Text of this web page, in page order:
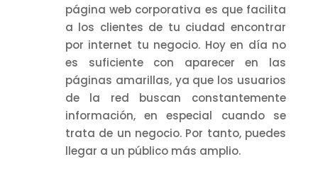
página web corporativa es que facilita
a los clientes de tu ciudad encontrar
por internet tu negocio. Hoy en día no
es suficiente con aparecer en las
páginas amarillas, ya que los usuarios
de la red buscan constantemente
información, en especial cuando se
trata de un negocio. Por tanto, puedes
llegar a un público más amplio.